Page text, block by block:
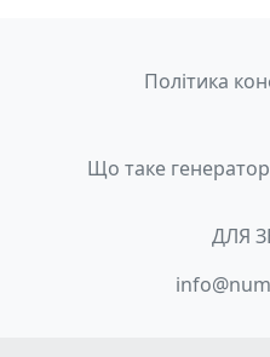
Політика
Що таке
ДЛЯ